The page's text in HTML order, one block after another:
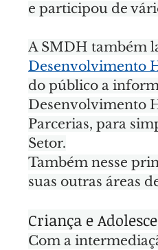
e participou de
A SMDH também
Desenvolvimento
do público a
Desenvolvimento
Parcerias, para
Setor.
Também nesse
suas outras áreas
Criança e
Com a